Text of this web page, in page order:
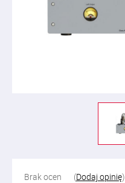
Brak ocen (Dodaj opinię)